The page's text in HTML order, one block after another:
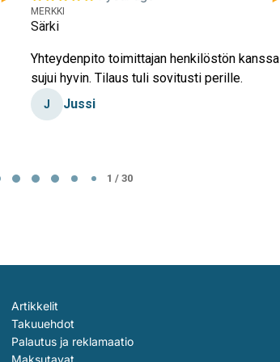
MERKKI
Särki
Yhteydenpito toimittajan henkilöstön kanssa
sujui hyvin. Tilaus tuli sovitusti perille.
J Jussi
1 / 30
Artikkelit
Takuuehdot
Palautus ja reklamaatio
Maksutavat